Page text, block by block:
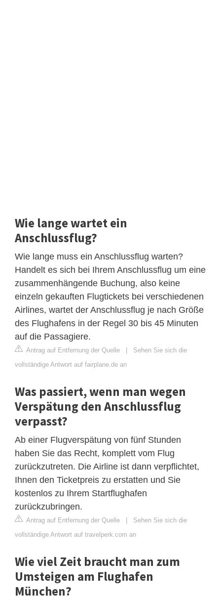
Wie lange wartet ein
Anschlussflug?
Wie lange muss ein Anschlussflug warten?
Handelt es sich bei Ihrem Anschlussflug um eine
zusammenhängende Buchung, also keine
einzeln gekauften Flugtickets bei verschiedenen
Airlines, wartet der Anschlussflug je nach Größe
des Flughafens in der Regel 30 bis 45 Minuten
auf die Passagiere.
Antrag auf Entfernung der Quelle | Sehen Sie sich die
vollständige Antwort auf fairplane.de an
Was passiert, wenn man wegen
Verspätung den Anschlussflug
verpasst?
Ab einer Flugverspätung von fünf Stunden
haben Sie das Recht, komplett vom Flug
zurückzutreten. Die Airline ist dann verpflichtet,
Ihnen den Ticketpreis zu erstatten und Sie
kostenlos zu Ihrem Startflughafen
zurückzubringen.
Antrag auf Entfernung der Quelle | Sehen Sie sich die
vollständige Antwort auf travelperk.com an
Wie viel Zeit braucht man zum
Umsteigen am Flughafen
München?